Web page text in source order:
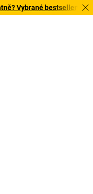
Vybrané bestsellery